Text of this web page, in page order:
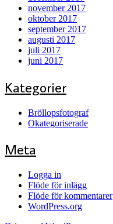
november 2017
oktober 2017
september 2017
augusti 2017
juli 2017
juni 2017
Kategorier
Bröllopsfotograf
Okategoriserade
Meta
Logga in
Flöde för inlägg
Flöde för kommentarer
WordPress.org